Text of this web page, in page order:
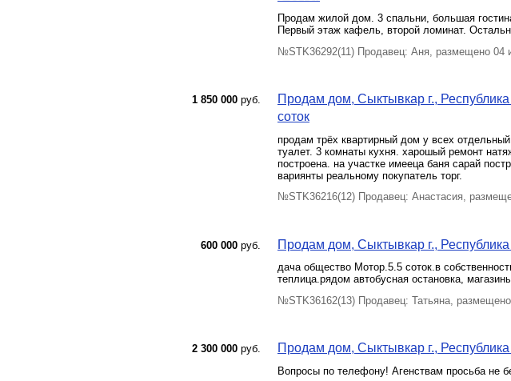
Продам жилой дом. 3 спальни, большая
Первый этаж кафель, второй ломинат.
№STK36292(11) Продавец: Аня, размещено 04
1 850 000 руб.
Продам дом, Сыктывкар г.,
соток
продам трёх квартирный дом у всех
туалет. 3 комнаты кухня. харошый ремонт
построена. на участке имееца баня сарай
вариянты реальному покупатель торг.
№STK36216(12) Продавец: Анастасия,
600 000 руб. Продам дом, Сыктывкар г.,
дача общество Мотор.5.5 соток.в
теплица.рядом автобусная остановка,
№STK36162(13) Продавец: Татьяна,
2 300 000 руб. Продам дом, Сыктывкар г.,
Вопросы по телефону! Агенствам просьба не